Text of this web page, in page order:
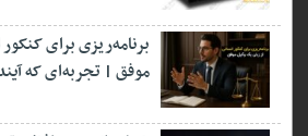
برنامه‌ریزی برای کنکور
موفق | تجربه‌ای که